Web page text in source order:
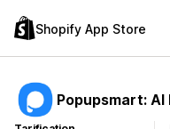
Shopify App Store
Popupsmart: AI